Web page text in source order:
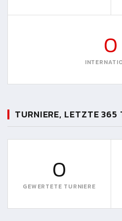
0
TURNIERE, LETZTE 365
0
GEWERTETE TURNIERE